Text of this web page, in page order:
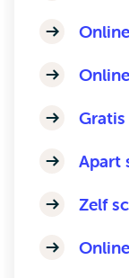
Apart
Zelf